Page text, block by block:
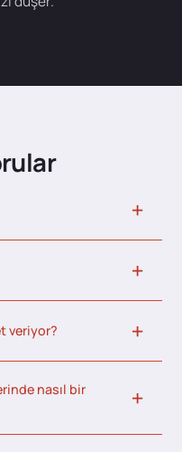
veriyor?
nasıl bir